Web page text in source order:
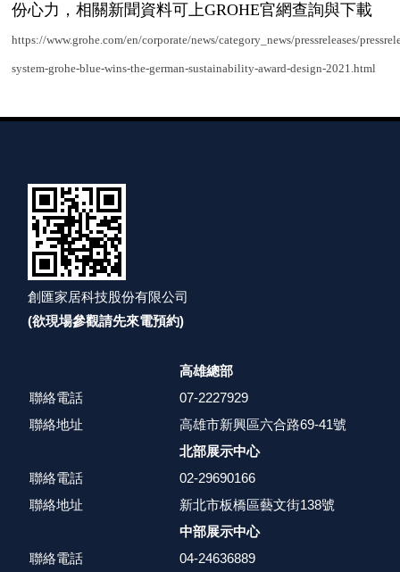
份心力，相關新聞資料可上GROHE官網查詢與下載
https://www.grohe.com/en/corporate/news/category_news/pressreleases/
system-grohe-blue-wins-the-german-sustainability-award-design-2021.html
創匯家居科技股份有限公司
(欲現場參觀請先來電預約)
高雄總部
聯絡電話
07-2227929
聯絡地址
高雄市新興區六合路69-41號
北部展示中心
聯絡電話
02-29690166
聯絡地址
新北市板橋區藝文街138號
中部展示中心
聯絡電話
04-24636889